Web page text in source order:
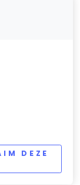
DEZE